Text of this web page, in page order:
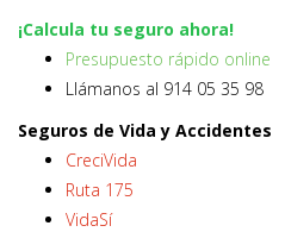
¡Calcula tu seguro ahora!
Presupuesto rápido online
Llámanos al 914 05 35 98
Seguros de Vida y Accidentes
CreciVida
Ruta 175
VidaSí